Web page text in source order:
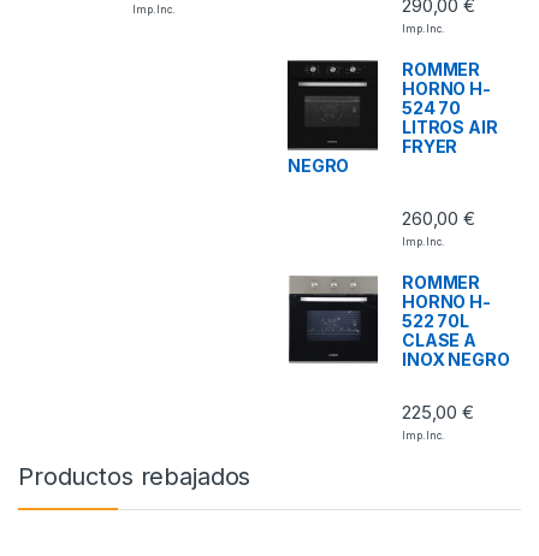
Imp. Inc. 290,00€
Imp. Inc.
ROMMER
HORNO H-
524 70
LITROS AIR
FRYER
NEGRO
260,00€
Imp. Inc.
ROMMER
HORNO H-
522 70L
CLASE A
INOX NEGRO
225,00€
Imp. Inc.
Productos rebajados